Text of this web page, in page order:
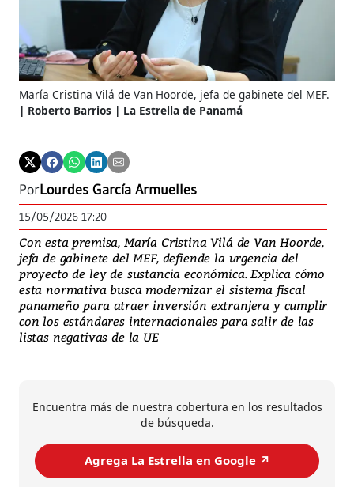
María Cristina Vilá de Van Hoorde, jefa de gabinete del MEF.
Roberto Barrios | La Estrella de Panamá
PorLourdes García Armuelles
15/05/2026 17:20
Con esta premisa, María Cristina Vilá de Van Hoorde,
jefa de gabinete del MEF, defiende la urgencia del
proyecto de ley de sustancia económica. Explica cómo
esta normativa busca modernizar el sistema fiscal
panameño para atraer inversión extranjera y cumplir
con los estándares internacionales para salir de las
listas negativas de la UE
Encuentra más de nuestra cobertura en los resultados
de búsqueda.
Agrega La Estrella en Google ↗️